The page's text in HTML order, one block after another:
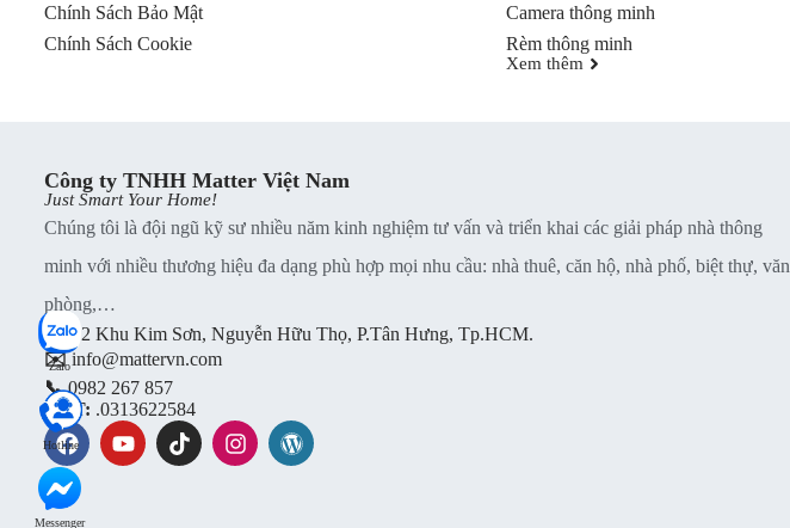
Zalo
Hotline
Messenger
Chính Sách Bảo Mật
Chính Sách Cookie
Camera thông minh
Rèm thông minh
Xem thêm
Công ty TNHH Matter Việt Nam
Just Smart Your Home!
Chúng tôi là đội ngũ kỹ sư nhiều năm kinh nghiệm tư vấn và triển khai các giải pháp nhà thông
minh với nhiều thương hiệu đa dạng phù hợp mọi nhu cầu: nhà thuê, căn hộ, nhà phố, biệt thự, văn
phòng,…
📍B2 Khu Kim Sơn, Nguyễn Hữu Thọ, P.Tân Hưng, Tp.HCM.
✉️ info@mattervn.com
📞0982 267 857
MST: .0313622584